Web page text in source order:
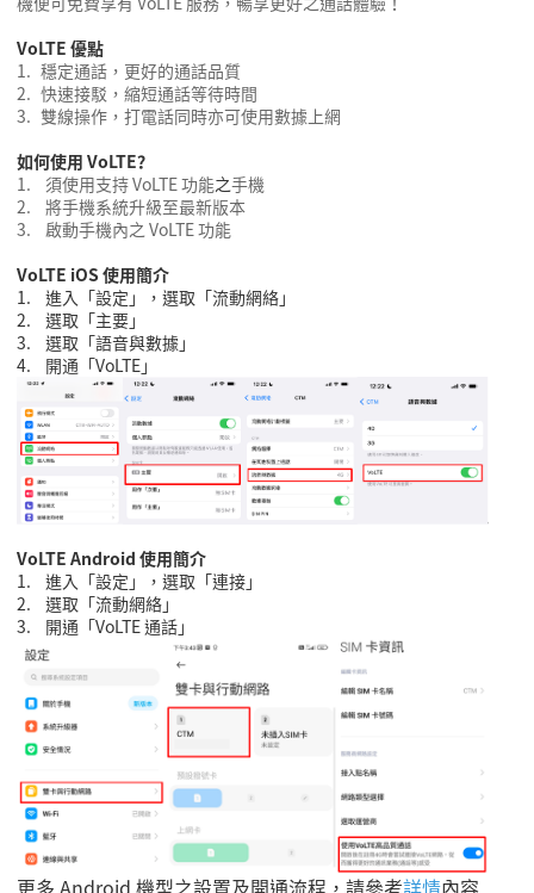
VoLTE 優點
1. 穩定通話，更好的通話品質
2. 快速接駁，縮短通話等待時間
3. 雙線操作， 打電話同時亦可使用數據 上網
如何使用 VoLTE？
1.
須使用支持VoLTE功能之手機
2.
將手機系統升級至最新版本
3.
啟動手機內之VoLTE功能
VoLTE iOS使用簡介
1.
進入「設定」，選取「流動網絡」
2.
選取「主要」
3.
選取「語音與數據」
4.
開通 「VoLTE」
VoLTE Android 使用簡介
1.
進入「設定」，選取「連接」
2.
選取「流動網絡」
3.
開通「VoLTE通話」